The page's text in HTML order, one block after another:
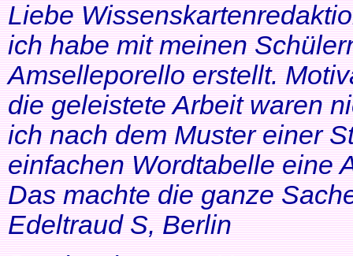
Liebe
ich habe mit meinen
Amselleporello erstellt.
die geleistete Arbeit waren
ich nach dem Muster einer
einfachen Wordtabelle eine
Das machte die ganze
Edeltraud S, Berlin